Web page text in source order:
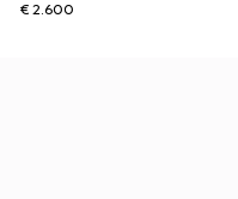
€ 2.600